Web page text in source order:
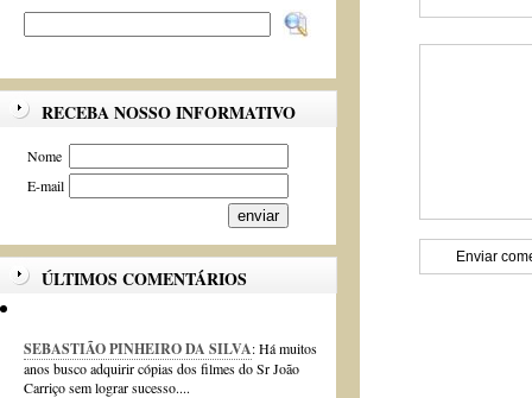
RECEBA NOSSO INFORMATIVO
Nome
E-mail
ÚLTIMOS COMENTÁRIOS
SEBASTIÃO PINHEIRO DA SILVA: Há muitos
anos busco adquirir cópias dos filmes do Sr João
Carriço sem lograr sucesso....